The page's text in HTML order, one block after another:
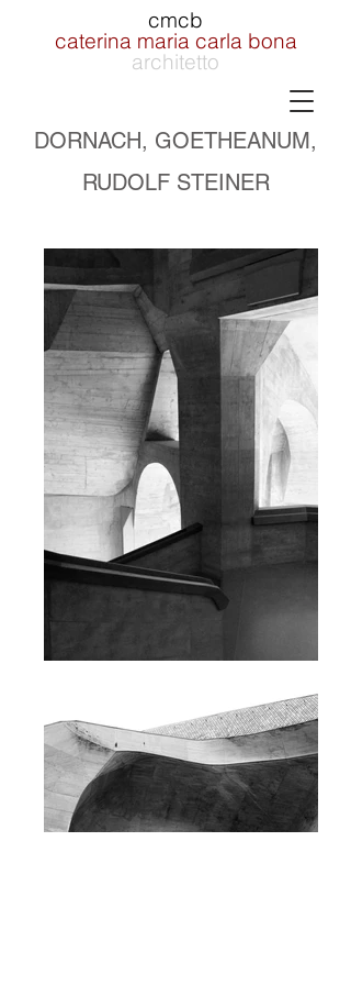
cmcb
caterina maria carla bona
architetto
DORNACH, GOETHEANUM,
RUDOLF STEINER